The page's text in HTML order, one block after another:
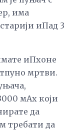
има
иПад 3
иПхоне
мртви.
мАх који
да
требати да